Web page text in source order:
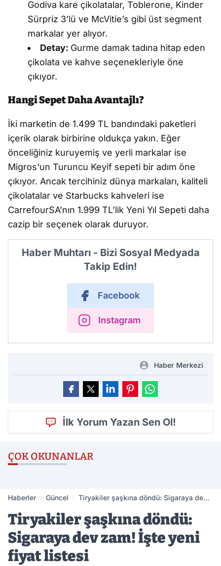
Godiva kare çikolatalar, Toblerone, Kinder
Sürpriz 3’lü ve McVitie’s gibi üst segment
markalar yer alıyor.
Detay: Gurme damak tadına hitap eden
çikolata ve kahve seçenekleriyle öne
çıkıyor.
Hangi Sepet Daha Avantajlı?
İki marketin de 1.499 TL bandındaki paketleri
içerik olarak birbirine oldukça yakın. Eğer
önceliğiniz kuruyemiş ve yerli markalar ise
Migros'un Turuncu Keyif sepeti bir adım öne
çıkıyor. Ancak tercihiniz dünya markaları, kaliteli
çikolatalar ve Starbucks kahveleri ise
CarrefourSA’nın 1.999 TL’lik Yeni Yıl Sepeti daha
cazip bir seçenek olarak duruyor.
Haber Muhtarı - Bizi Sosyal Medyada
Takip Edin!
Facebook
Instagram
Haber Merkezi
İlk Yorum Yazan Sen Ol!
ÇOK OKUNANLAR
Haberler Güncel
Tiryakiler şaşkına döndü: Sigaraya dev
Tiryakiler şaşkına döndü:
Sigaraya dev zam! İşte yeni
fiyat listesi